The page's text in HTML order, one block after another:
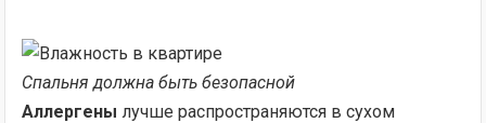
Спальня должна быть безопасной
Аллергены лучше распространяются в сухом